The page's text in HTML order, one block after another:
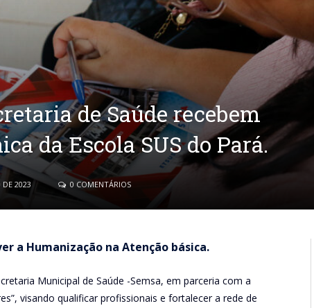
de Saúde recebem
da Escola SUS do Pará.
DE 2023 0 COMENTÁRIOS
a Humanização na Atenção básica.
Municipal de Saúde -Semsa, em parceria com a
visando qualificar profissionais e fortalecer a rede de